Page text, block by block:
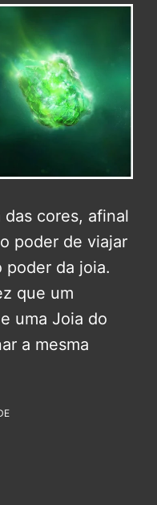
cores, afinal
poder de viajar
poder da joia.
que um
uma Joia do
a mesma